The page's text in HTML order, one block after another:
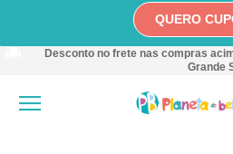
QUERO
Desconto no frete nas compras
Grande